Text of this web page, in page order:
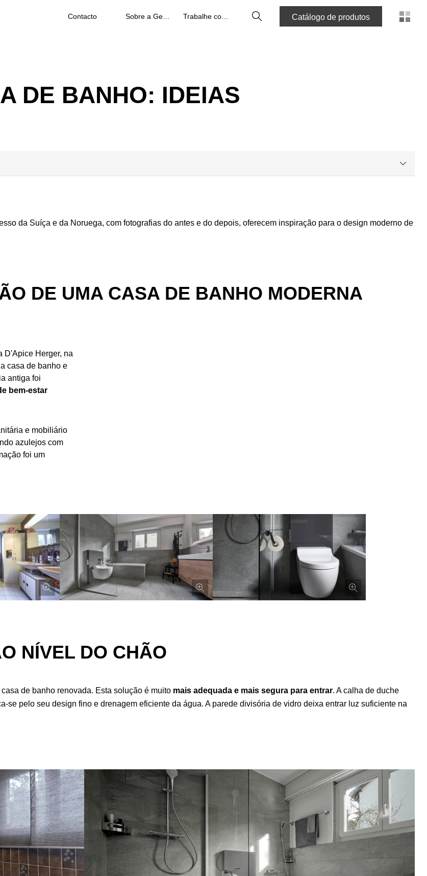
Contacto PesquisaCatálogo de produtos
DE BANHO: IDEIAS
da Suíça e da Noruega, com fotografias do antes e do depois, oferecem inspiração para o design moderno de
DE UMA CASA DE BANHO MODERNA
D'Apice Herger, na
casa de banho e
antiga foi
bem-estar
e mobiliário
azulejos com
foi um
NÍVEL DO CHÃO
de banho renovada. Esta solução é muito mais adequada e mais segura para entrar. A calha de duche
pelo seu design fino e drenagem eficiente da água. A parede divisória de vidro deixa entrar luz suficiente na